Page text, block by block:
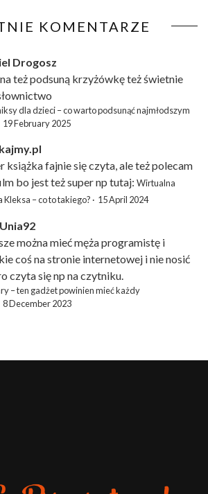
KOMENTARZE
Drogosz
też podsuną krzyżówkęteż świetnie
dla dzieci – co warto podsunąć najmłodszym
19 February 2025
książka fajnie się czyta, ale też polecam
bo jest też super np tutaj: Wirtualna
Kleksa – co to takiego? · 15 April 2024
można mieć męża programistę i
coś na stronie internetowej i nie nosić
czyta się np na czytniku.
– ten gadżet powinien mieć każdy
8 December 2023